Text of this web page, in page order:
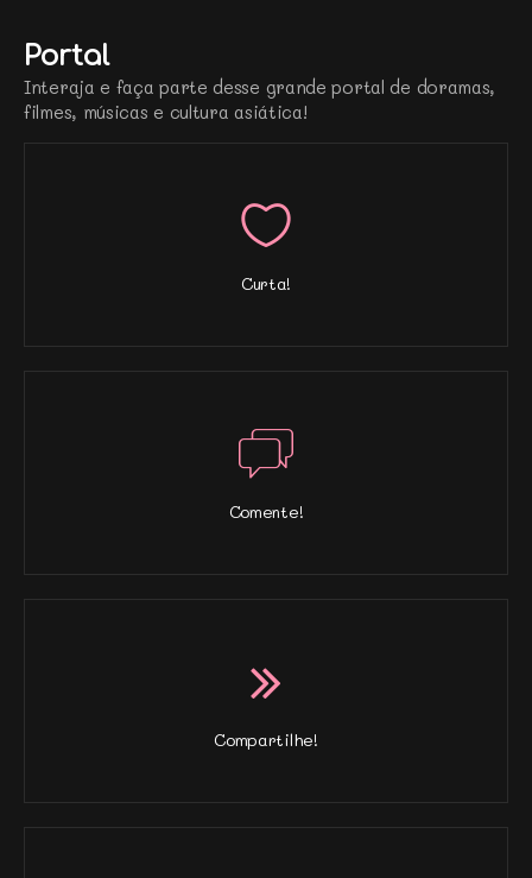
Portal
Interaja e faça parte desse grande portal de doramas,
filmes, músicas e cultura asiática!
Curta!
Comente!
Compartilhe!